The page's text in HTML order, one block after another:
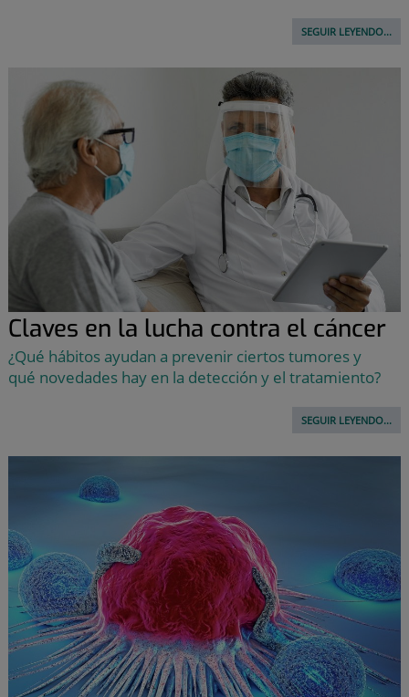
SEGUIR LEYENDO...
Claves en la lucha contra el cáncer
¿Qué hábitos ayudan a prevenir ciertos tumores y
qué novedades hay en la detección y el tratamiento?
SEGUIR LEYENDO...